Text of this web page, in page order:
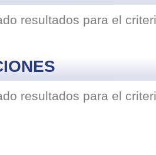
resultados para el
resultados para el